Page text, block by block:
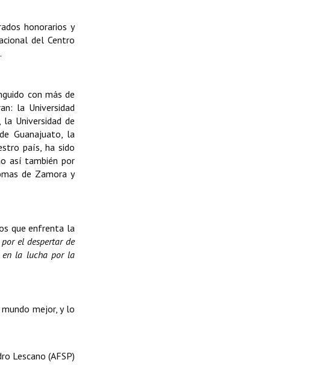
honorarios y
del Centro
con más de
la Universidad
Universidad de
Guanajuato, la
país, ha sido
así también por
de Zamora y
que enfrenta la
el despertar de
en la lucha por la
mejor, y lo
Lescano (AFSP)